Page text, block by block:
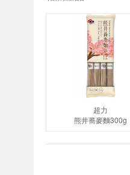
超力
熊井蕎麥麵300g